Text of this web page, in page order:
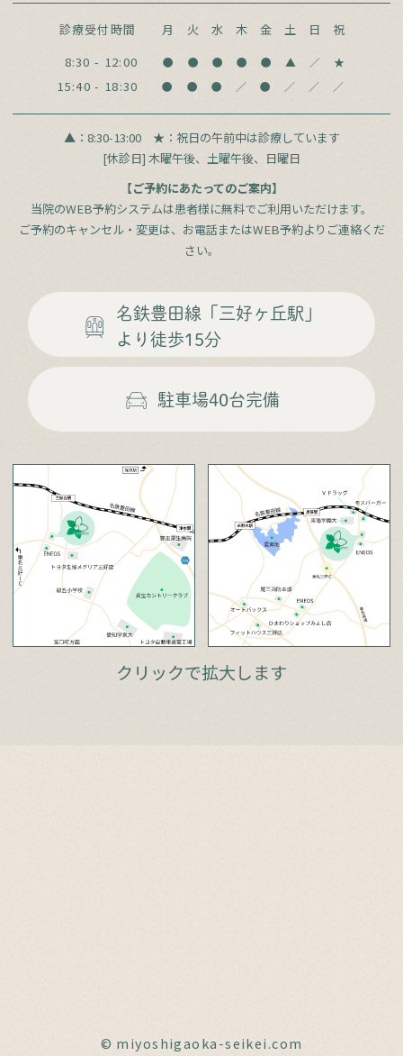
診療受付時間 月 火 水 木 金 土 日
祝
8:30 - 12:00
● ● ● ● ● ▲ ／ ★
15:40 - 18:30 ● ● ● ／ ● ／ ／ ／
▲：8:30-13:00 ★：祝日の午前中は診療しています
[休診日] 木曜午後、土曜午後、日曜日
【ご予約にあたってのご案内】
当院のWEB予約システムは患者様に無料でご利用いただけます。
ご予約のキャンセル・変更は、お電話またはWEB予約よりご連絡くだ
さい。
名鉄豊田線 「三好ヶ丘駅」
より徒歩15分
駐車場40台完備
クリックで拡大します
© miyoshigaoka-seikei.com